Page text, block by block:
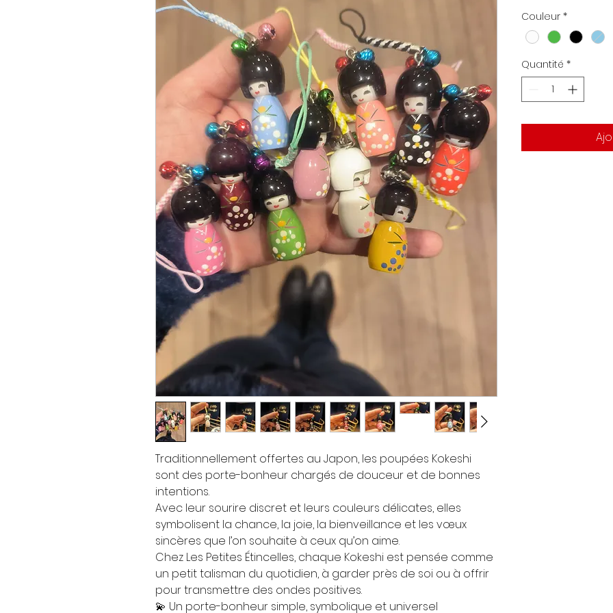
Traditionnellement offertes au Japon, les poupées Kokeshi
sont des porte-bonheur chargés de douceur et de bonnes
intentions.
Avec leur sourire discret et leurs couleurs délicates, elles
symbolisent la chance, la joie, la bienveillance et les vœux
sincères que l’on souhaite à ceux qu’on aime.
Chez Les Petites Étincelles, chaque Kokeshi est pensée comme
un petit talisman du quotidien, à garder près de soi ou à offrir
pour transmettre des ondes positives.
💫 Un porte-bonheur simple, symbolique et universel
Couleur *
Quantité *